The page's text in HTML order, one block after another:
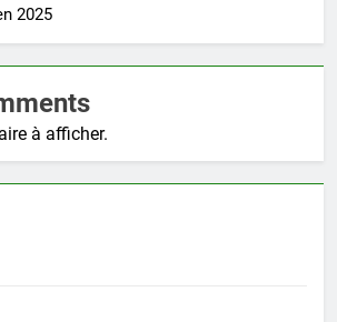
2025
à afficher.